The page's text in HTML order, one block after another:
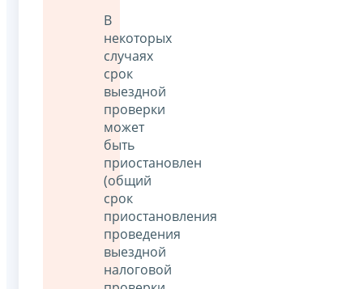
В
некоторых
случаях
срок
выездной
проверки
может
быть
приостановлен
(общий
срок
приостановления
проведения
выездной
налоговой